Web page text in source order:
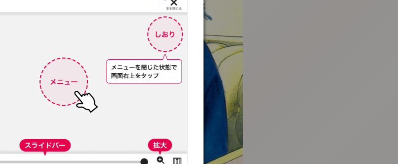
:692.15.692.950:t-vnqp.lunrzsdszk.vn.oi